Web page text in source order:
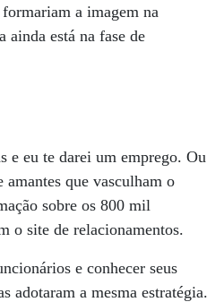
a imagem na
ainda está na fase de
e eu te darei um emprego. Ou
amantes que vasculham o
sobre os 800 mil
o site de relacionamentos.
e conhecer seus
adotaram a mesma estratégia.